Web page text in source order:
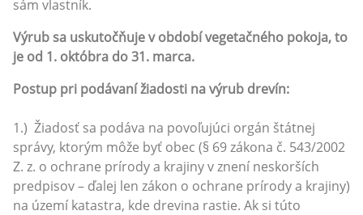
sám vlastník.
Výrub sa uskutočňuje v období vegetačného pokoja, to
je od 1. októbra do 31. marca.
Postup pri podávaní žiadosti na výrub drevín:
1.) Žiadosť sa podáva na povoľujúci orgán štátnej
správy, ktorým môže byť obec (§ 69 zákona č. 543/2002
Z. z. o ochrane prírody a krajiny v znení neskorších
predpisov – ďalej len zákon o ochrane prírody a krajiny)
na území katastra, kde drevina rastie. Ak si túto